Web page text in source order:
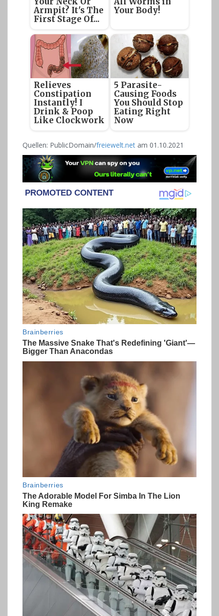
Armpit? It's The
First Stage Of...
Your Body!
Relieves
Constipation
Instantly! I
Drink & Poop
Like Clockwork
5 Parasite-
Causing Foods
You Should Stop
Eating Right
Now
Quellen: PublicDomain/freiewelt.net am 01.10.2021